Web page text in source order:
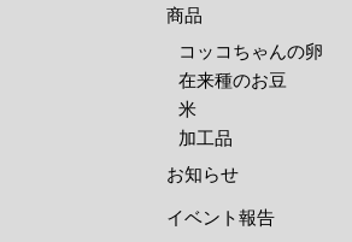
商品
コッコちゃんの卵
在来種のお豆
米
加工品
お知らせ
イベント報告